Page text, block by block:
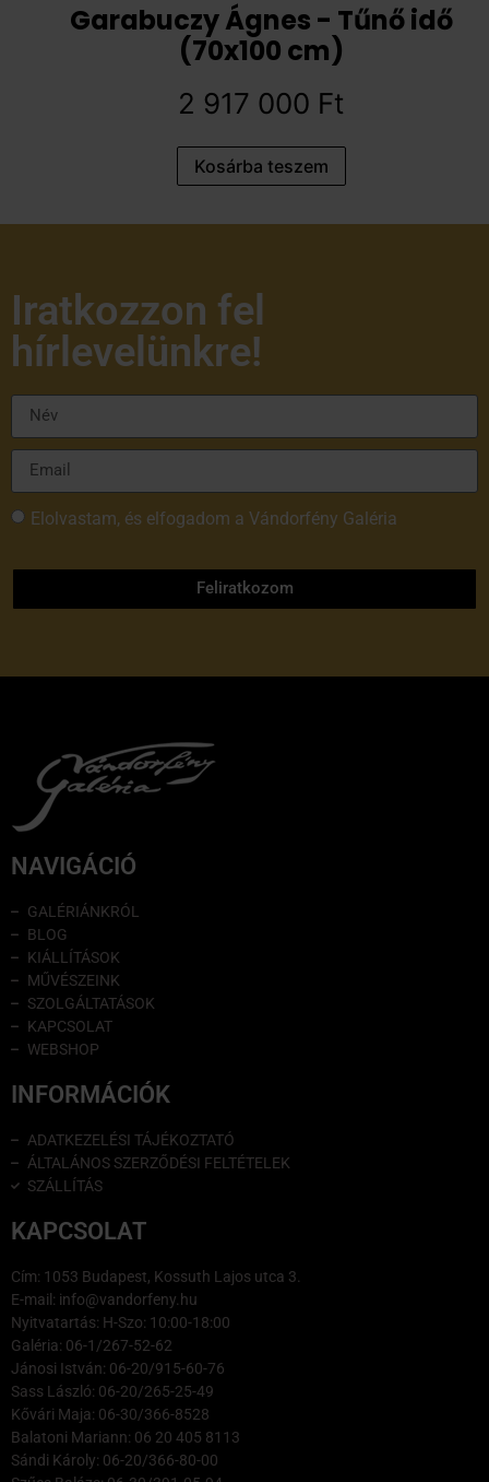
Garabuczy Ágnes - Tűnő idő
(70x100 cm)
2 917 000 Ft
Kosárba teszem
Iratkozzon fel
hírlevelünkre!
Elolvastam, és elfogadom a Vándorfény Galéria
Feliratkozom
NAVIGÁCIÓ
GALÉRIÁNKRÓL
BLOG
KIÁLLÍTÁSOK
MŰVÉSZEINK
SZOLGÁLTATÁSOK
KAPCSOLAT
WEBSHOP
INFORMÁCIÓK
ADATKEZELÉSI TÁJÉKOZTATÓ
ÁLTALÁNOS SZERZŐDÉSI FELTÉTELEK
SZÁLLÍTÁS
KAPCSOLAT
Cím: 1053 Budapest, Kossuth Lajos utca 3.
E-mail: info@vandorfeny.hu
Nyitvatartás: H-Szo: 10:00-18:00
Galéria: 06-1/267-52-62
Jánosi István: 06-20/915-60-76
Sass László: 06-20/265-25-49
Kővári Maja: 06-30/366-8528
Balatoni Mariann: 06 20 405 8113
Sándi Károly: 06-20/366-80-00